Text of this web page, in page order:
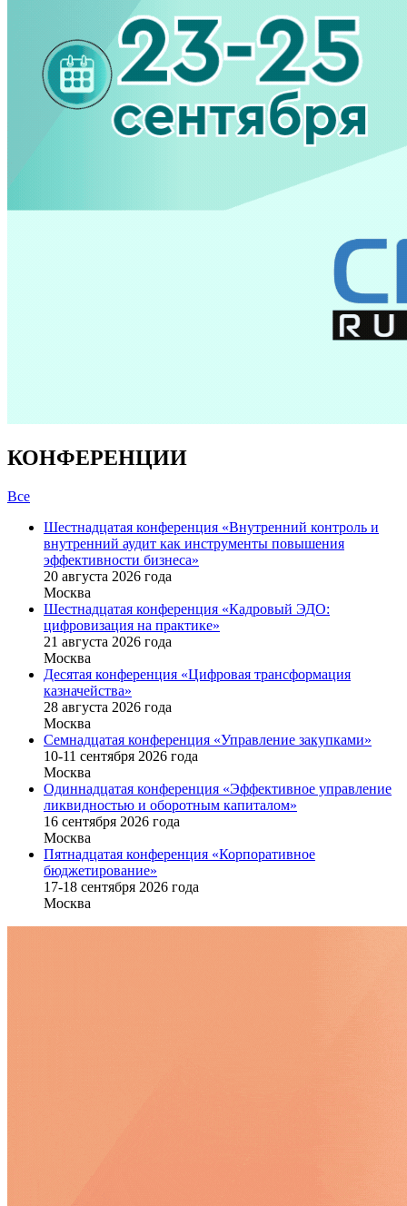
КОНФЕРЕНЦИИ
Все
Шестнадцатая конференция «Внутренний контроль и
внутренний аудит как инструменты повышения
эффективности бизнеса»
20 августа 2026 года
Москва
Шестнадцатая конференция «Кадровый ЭДО:
цифровизация на практике»
21 августа 2026 года
Москва
Десятая конференция «Цифровая трансформация
казначейства»
28 августа 2026 года
Москва
Семнадцатая конференция «Управление закупками»
10-11 сентября 2026 года
Москва
Одиннадцатая конференция «Эффективное управление
ликвидностью и оборотным капиталом»
16 cентября 2026 года
Москва
Пятнадцатая конференция «Корпоративное
бюджетирование»
17-18 сентября 2026 года
Москва